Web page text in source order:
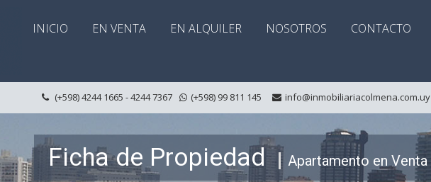
INICIO EN VENTA EN ALQUILER NOSOTROS CONTACTO
(+598) 4244 1665 - 4244 7367 (+598) 99 811 145 info@inmobiliariacolmena.com.uy
Ficha de Propiedad Apartamento en Venta